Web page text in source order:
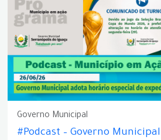
Governo Municipal
#Podcast – Governo Municipal